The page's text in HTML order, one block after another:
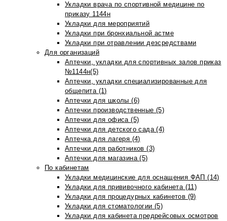
Укладки врача по спортивной медицине по
приказу 1144н
Укладки для мероприятий
Укладки при бронхиальной астме
Укладки при отравлении дезсредствами
Для организаций
Аптечки, укладки для спортивных залов приказ
№1144н(5)
Аптечки, укладки специализированные для
общепита (1)
Аптечки для школы (6)
Аптечки производственные (5)
Аптечки для офиса (5)
Аптечки для детского сада (4)
Аптечка для лагеря (4)
Аптечки для работников (3)
Аптечки для магазина (5)
По кабинетам
Укладки медицинские для оснащения ФАП (14)
Укладки для прививочного кабинета (11)
Укладки для процедурных кабинетов (9)
Укладки для стоматологии (5)
Укладки для кабинета предрейсовых осмотров